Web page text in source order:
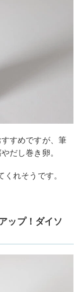
すめですが、筆
だし巻き卵。
れそうです。
ップ！ダイソ